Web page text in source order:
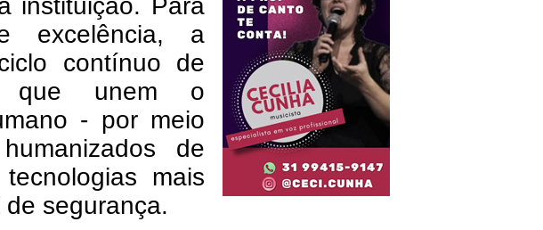
instituição. Para
excelência, a
contínuo de
que unem o
- por meio
de
mais
segurança.